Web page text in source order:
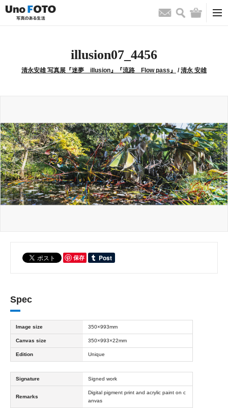
お問い合わせ
検索 バッグ
illusion07_4456
清永安雄 写真展『迷夢 illusion』『流路 Flow pass』 /清永 安雄
保存
Spec
Image size 350×993mm
Canvas size 350×993×22mm
Edition Unique
Signature Signed work
Remarks
Digital pigment print and acrylic paint on c
anvas